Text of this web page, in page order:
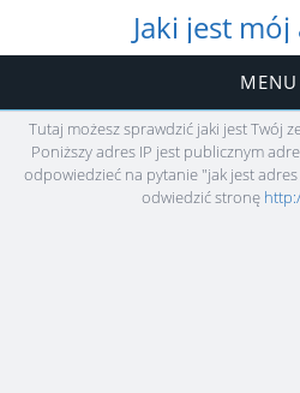
Jaki jest
MENU
Tutaj możesz sprawdzić jaki jest Twój
Poniższy adres IP jest publicznym
odpowiedzieć na pytanie "jak jest
odwiedzić stronę